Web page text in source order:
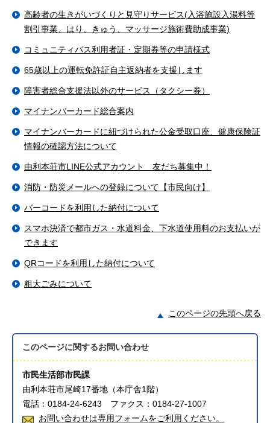
高齢者の生きがいづくりと見守りサービス(入浴施設入湯料等
割引事業、はり、きゅう、マッサージ施術費助成事業)
コミュニティバス利用者証・定期券等の申請様式
65歳以上の運転免許証自主返納者を支援します
障害者総合支援法以外のサービス（タクシー券）
マイナンバーカード総合案内
マイナンバーカードに紐づけられた公金受取口座、健康保険証
情報の確認方法について
由利本荘市LINE公式アカウント 友だち募集中！
消防・防災メールへの登録について【市民向け】
バーコードを利用した納付について
スマホ決済で都市ガス・水道料金、下水道使用料のお支払いが
できます
QRコードを利用した納付について
粗大ごみについて
このページの先頭へ戻る
このページに関するお問い合わせ
市民生活部市民課
由利本荘市尾崎17番地（本庁舎1階）
電話：0184-24-6243 ファクス：0184-27-1007
お問い合わせは専用フォームをご利用ください。